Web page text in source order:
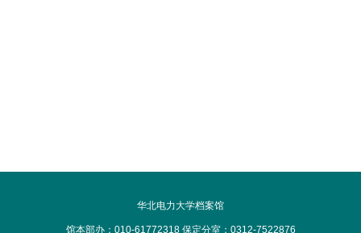
华北电力大学档案馆
馆本部办：010-61772318 保定分室：0312-7522876